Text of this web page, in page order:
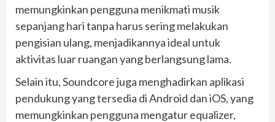
memungkinkan pengguna menikmati musik
sepanjang hari tanpa harus sering melakukan
pengisian ulang, menjadikannya ideal untuk
aktivitas luar ruangan yang berlangsung lama.
Selain itu, Soundcore juga menghadirkan aplikasi
pendukung yang tersedia di Android dan iOS, yang
memungkinkan pengguna mengatur equalizer,